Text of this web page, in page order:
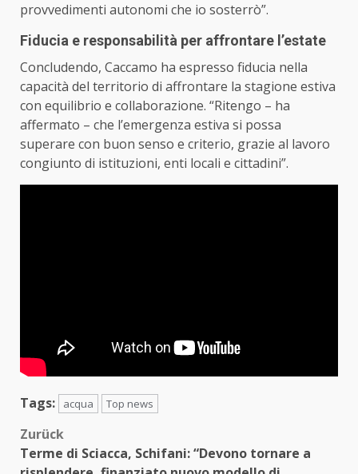
provvedimenti autonomi che io sosterrò”.
Fiducia e responsabilità per affrontare l’estate
Concludendo, Caccamo ha espresso fiducia nella
capacità del territorio di affrontare la stagione estiva
con equilibrio e collaborazione. “Ritengo – ha
affermato – che l’emergenza estiva si possa
superare con buon senso e criterio, grazie al lavoro
congiunto di istituzioni, enti locali e cittadini”.
Tags: acqua Top news
Beitragsnavigation
Zurück
Terme di Sciacca, Schifani: “Devono tornare a